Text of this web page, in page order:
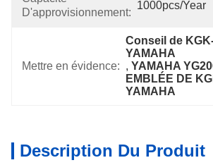
D'approvisionnement:
1000pcs/year
Mettre en évidence:
Conseil de
YAMAHA
, YAMAHA
EMBLÉE DE
YAMAHA
Description Du Produit